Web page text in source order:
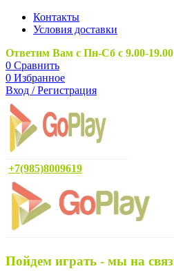
Контакты
Условия доставки
Ответим Вам с Пн-Сб с 9.00-19.00
0 Сравнить
0 Избранное
Вход / Регистрация
+7(985)8009619
Пойдем играть - мы на